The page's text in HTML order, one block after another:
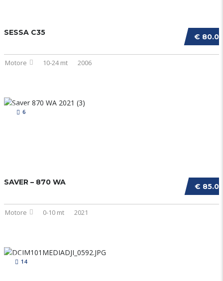
€
SESSA C35
Motore 10-24 mt 2006
6
€
SAVER – 870 WA
Motore 0-10 mt 2021
14